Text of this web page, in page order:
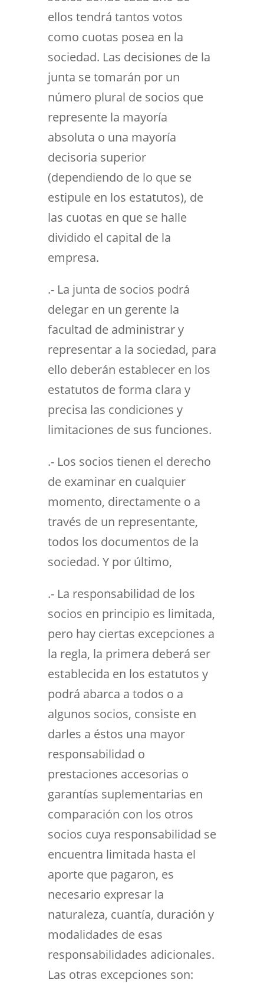
ellos tendrá tantos votos
como cuotas posea en la
sociedad. Las decisiones de la
junta se tomarán por un
número plural de socios que
represente la mayoría
absoluta o una mayoría
decisoria superior
(dependiendo de lo que se
estipule en los estatutos), de
las cuotas en que se halle
dividido el capital de la
empresa.
.- La junta de socios podrá
delegar en un gerente la
facultad de administrar y
representar a la sociedad, para
ello deberán establecer en los
estatutos de forma clara y
precisa las condiciones y
limitaciones de sus funciones.
.- Los socios tienen el derecho
de examinar en cualquier
momento, directamente o a
través de un representante,
todos los documentos de la
sociedad. Y por último,
.- La responsabilidad de los
socios en principio es limitada,
pero hay ciertas excepciones a
la regla, la primera deberá ser
establecida en los estatutos y
podrá abarca a todos o a
algunos socios, consiste en
darles a éstos una mayor
responsabilidad o
prestaciones accesorias o
garantías suplementarias en
comparación con los otros
socios cuya responsabilidad se
encuentra limitada hasta el
aporte que pagaron, es
necesario expresar la
naturaleza, cuantía, duración y
modalidades de esas
responsabilidades adicionales.
Las otras excepciones son: